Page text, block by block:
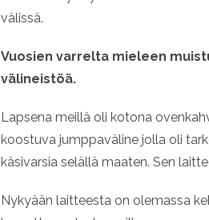
välissä.
Vuosien varrelta mieleen
välineistöä.
Lapsena meillä oli kotona
koostuva jumppaväline jolla oli
käsivarsia selällä maaten. Sen
Nykyään laitteesta on olemassa